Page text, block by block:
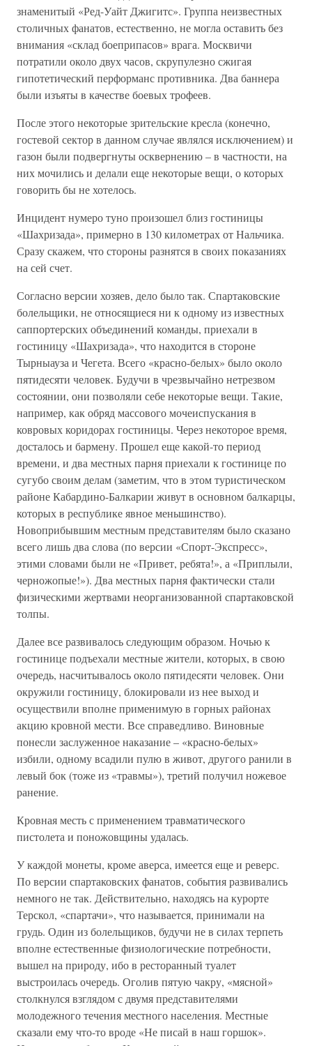
знаменитый «Ред-Уайт Джигитс». Группа неизвестных
столичных фанатов, естественно, не могла оставить без
внимания «склад боеприпасов» врага. Москвичи
потратили около двух часов, скрупулезно сжигая
гипотетический перформанс противника. Два баннера
были изъяты в качестве боевых трофеев.
После этого некоторые зрительские кресла (конечно,
гостевой сектор в данном случае являлся исключением) и
газон были подвергнуты осквернению – в частности, на
них мочились и делали еще некоторые вещи, о которых
говорить бы не хотелось.
Инцидент нумеро туно произошел близ гостиницы
«Шахризада», примерно в 130 километрах от Нальчика.
Сразу скажем, что стороны разнятся в своих показаниях
на сей счет.
Согласно версии хозяев, дело было так. Спартаковские
болельщики, не относящиеся ни к одному из известных
саппортерских объединений команды, приехали в
гостиницу «Шахризада», что находится в стороне
Тырныауза и Чегета. Всего «красно-белых» было около
пятидесяти человек. Будучи в чрезвычайно нетрезвом
состоянии, они позволяли себе некоторые вещи. Такие,
например, как обряд массового мочеиспускания в
ковровых коридорах гостиницы. Через некоторое время,
досталось и бармену. Прошел еще какой-то период
времени, и два местных парня приехали к гостинице по
сугубо своим делам (заметим, что в этом туристическом
районе Кабардино-Балкарии живут в основном балкарцы,
которых в республике явное меньшинство).
Новоприбывшим местным представителям было сказано
всего лишь два слова (по версии «Спорт-Экспресс»,
этими словами были не «Привет, ребята!», а «Приплыли,
черножопые!»). Два местных парня фактически стали
физическими жертвами неорганизованной спартаковской
толпы.
Далее все развивалось следующим образом. Ночью к
гостинице подъехали местные жители, которых, в свою
очередь, насчитывалось около пятидесяти человек. Они
окружили гостиницу, блокировали из нее выход и
осуществили вполне применимую в горных районах
акцию кровной мести. Все справедливо. Виновные
понесли заслуженное наказание – «красно-белых»
избили, одному всадили пулю в живот, другого ранили в
левый бок (тоже из «травмы»), третий получил ножевое
ранение.
Кровная месть с применением травматического
пистолета и поножовщины удалась.
У каждой монеты, кроме аверса, имеется еще и реверс.
По версии спартаковских фанатов, события развивались
немного не так. Действительно, находясь на курорте
Терскол, «спартачи», что называется, принимали на
грудь. Один из болельщиков, будучи не в силах терпеть
вполне естественные физиологические потребности,
вышел на природу, ибо в ресторанный туалет
выстроилась очередь. Оголив пятую чакру, «мясной»
столкнулся взглядом с двумя представителями
молодежного течения местного населения. Местные
сказали ему что-то вроде «Не писай в наш горшок».